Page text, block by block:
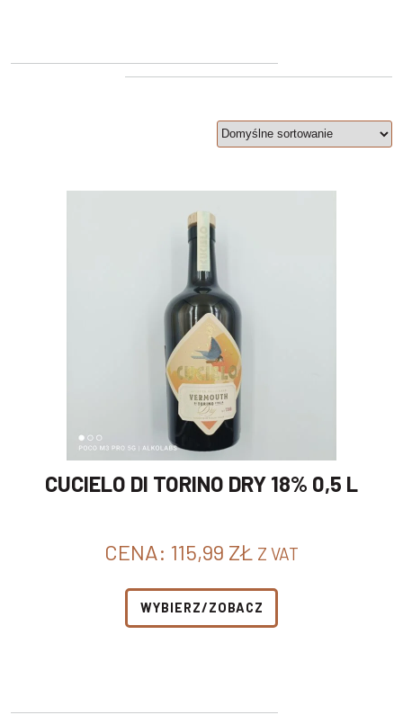
CUCIELO DI TORINO DRY 18% 0,5 L
CENA: 115,99 ZŁ Z VAT
WYBIERZ/ZOBACZ